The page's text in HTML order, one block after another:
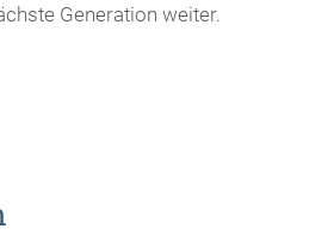
Generation weiter.